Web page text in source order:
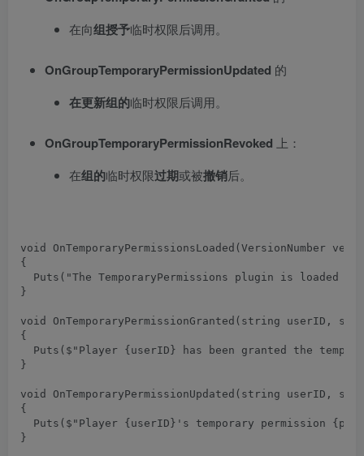
在向组授予临时权限后调用。
OnGroupTemporaryPermissionUpdated 的
在更新组的临时权限后调用。
OnGroupTemporaryPermissionRevoked 上：
在组的临时权限过期或被撤销后。
void OnTemporaryPermissionsLoaded (VersionNumber
{
Puts ( "The TemporaryPermissions plugin is loaded
}
void OnTemporaryPermissionGranted ( string userID ,
{
Puts ( $ "Player {userID} has been granted the
}
void OnTemporaryPermissionUpdated ( string userID ,
{
Puts ( $ "Player {userID}'s temporary permission
}